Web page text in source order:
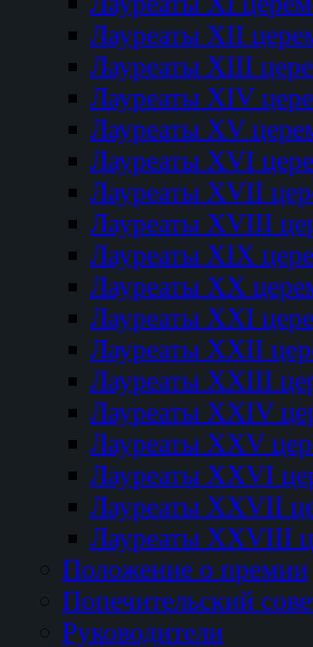
Лауреаты XII
Лауреаты XIII
Лауреаты XIV
Лауреаты XV
Лауреаты XVI
Лауреаты XVII
Лауреаты XVIII
Лауреаты XIX
Лауреаты XX
Лауреаты XXI
Лауреаты XXII
Лауреаты XXIII
Лауреаты XXIV
Лауреаты XXV
Лауреаты XXVI
Лауреаты XXVII
Лауреаты XXVIII
Положение о премии
Попечительский
Руководители